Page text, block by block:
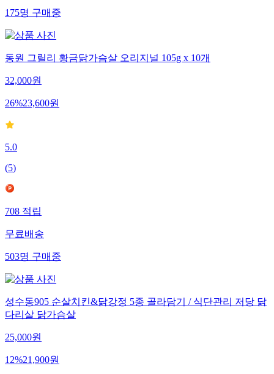
175명구매중
동원 그릴리 황금닭가슴살 오리지널 105g x 10개
32,000원
26%23,600원
5.0
(5)
708적립
무료배송
503명구매중
성수동905 순살치킨&닭강정 5종 골라담기 / 식단관리 저당 닭
다리살 닭가슴살
25,000원
12%21,900원